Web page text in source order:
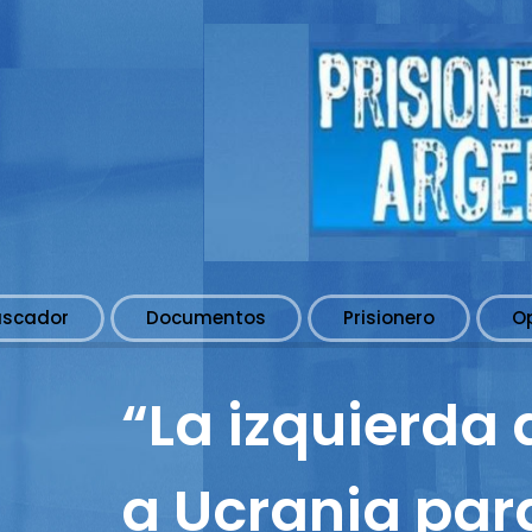
Documentos Prisionero
“La izquierda
a Ucrania